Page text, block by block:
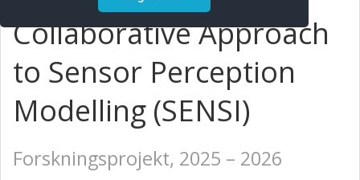
Collaborative Approach
to Sensor Perception
Modelling (SENSI)
Forskningsprojekt, 2025 – 2026